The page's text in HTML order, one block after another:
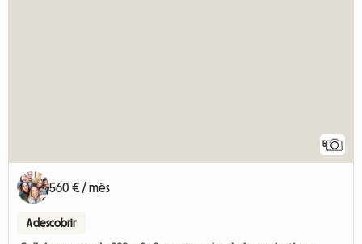
5
560 € / mês
A descobrir